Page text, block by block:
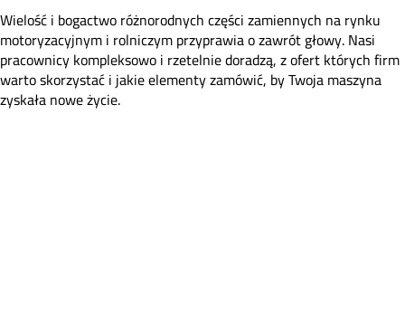
Wielość i bogactwo różnorodnych części zamiennych na rynku
motoryzacyjnym i rolniczym przyprawia o zawrót głowy. Nasi
pracownicy kompleksowo i rzetelnie doradzą, z ofert których firm
warto skorzystać i jakie elementy zamówić, by Twoja maszyna
zyskała nowe życie.